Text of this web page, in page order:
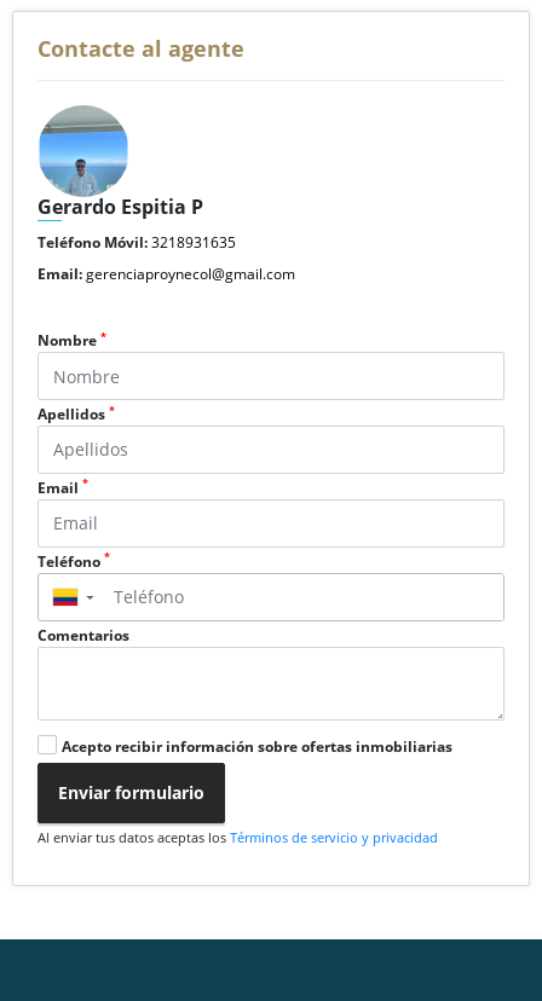
Contacte al agente
Gerardo Espitia P
Teléfono Móvil:3218931635
Email:gerenciaproynecol@gmail.com
Nombre *
Apellidos *
Email *
Teléfono *
▼
Comentarios
Acepto recibir información sobre ofertas inmobiliarias
Enviar formulario
Al enviar tus datos aceptas los Términos de servicio y privacidad